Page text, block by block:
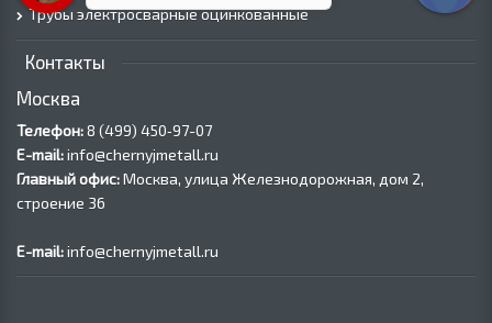
Трубы электросварные оцинкованные
Контакты
Москва
Телефон:8 (499) 450‑97-07
E-mail:info@chernyjmetall.ru
Главный офис:Москва, улица Железнодорожная, дом 2,
строение 36
E-mail:info@chernyjmetall.ru